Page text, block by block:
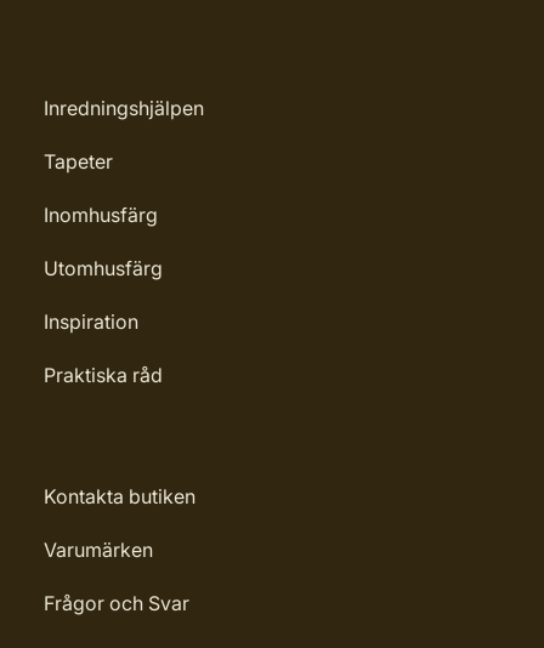
Inredningshjälpen
Tapeter
Inomhusfärg
Utomhusfärg
Inspiration
Praktiska råd
Kontakta butiken
Varumärken
Frågor och Svar